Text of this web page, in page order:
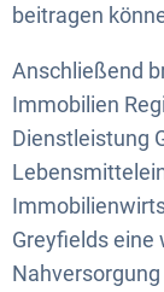
beitragen
Anschließend
Immobilien
Dienstleistung
Greyfields eine